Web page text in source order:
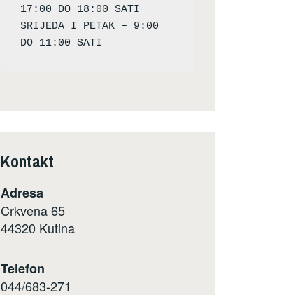
17:00 DO 18:00 SATI
SRIJEDA I PETAK – 9:00
Kontakt
Adresa
Crkvena 65
44320 Kutina
Telefon
044/683-271